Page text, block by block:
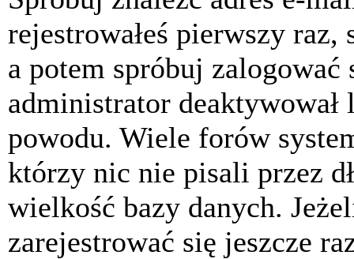
rejestrowałeś pierwszy
a potem spróbuj
administrator deaktywował
powodu. Wiele forów
którzy nic nie pisali przez
wielkość bazy danych.
zarejestrować się jeszcze